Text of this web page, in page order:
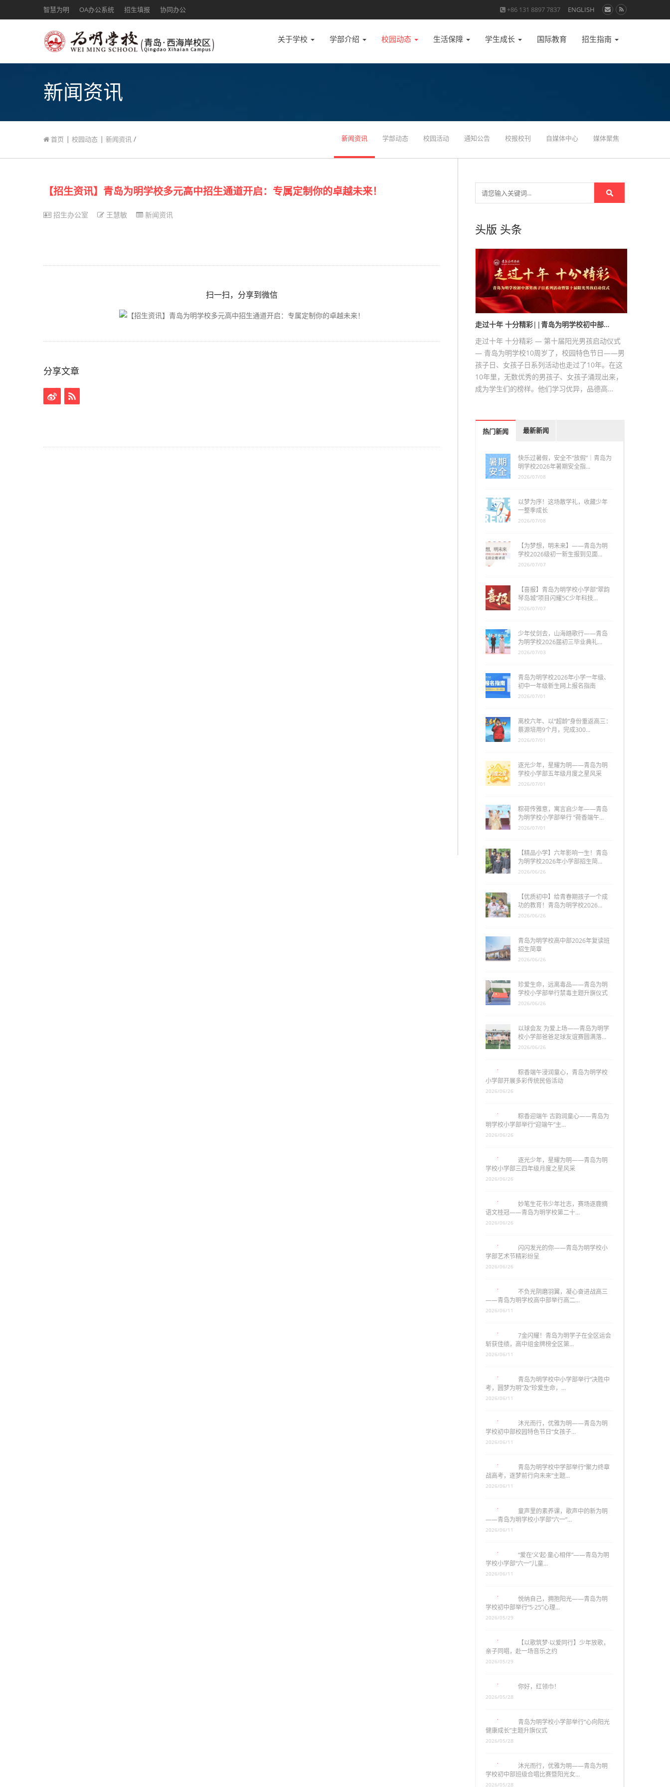
智慧为明 OA办公系统 招生填报 协同办公 +86 131 8897 7837 ENGLISH
关于学校 学部介绍 校园动态 生活保障 学生成长 国际教育 招生指南
新闻资讯
首页 | 校园动态 | 新闻资讯 / 新闻资讯 学部动态 校园活动 通知公告 校报校刊 自媒体中心 媒体聚焦
【招生资讯】青岛为明学校多元高中招生通道开启：专属定制你的卓越未来！
招生办公室 王慧敏 新闻资讯
扫一扫，分享到微信
分享文章
头版 头条
走过十年 十分精彩||青岛为明学校初中部…
走过十年 十分精彩 — 第十届阳光男孩启动仪式
— 青岛为明学校10周岁了，校园特色节日——男
孩子日、女孩子日系列活动也走过了10年。在这
10年里，无数优秀的男孩子、女孩子涌现出来，
成为学生们的榜样。他们学习优异，品德高…
热门新闻 最新新闻
快乐过暑假，安全不“放假”｜青岛为
明学校2026年暑期安全指…
2026/07/08
以梦为序！这场散学礼，收藏少年
一整季成长
2026/07/08
【为梦想，明未来】——青岛为明
学校2026级初一新生报到见面…
2026/07/07
【喜报】青岛为明学校小学部“翠韵
琴岛城”项目闪耀5C少年科技…
2026/07/07
少年仗剑去，山海踏歌行——青岛
为明学校2026届初三毕业典礼…
2026/07/03
青岛为明学校2026年小学一年级、
初中一年级新生网上报名指南
2026/07/01
离校六年、以“超龄”身份重返高三：
蔡源培用9个月，完成300…
2026/07/01
逐光少年，星耀为明——青岛为明
学校小学部五年级月度之星风采
2026/07/01
粽荷传雅意，寓言启少年——青岛
为明学校小学部举行 “荷香端午…
2026/07/01
【精品小学】六年影响一生！青岛
为明学校2026年小学部招生简…
2026/06/26
【优质初中】给青春期孩子一个成
功的教育！青岛为明学校2026…
2026/06/26
青岛为明学校高中部2026年复读班
招生简章
2026/06/26
珍爱生命，远离毒品——青岛为明
学校小学部举行禁毒主题升旗仪式
2026/06/26
以球会友 为爱上场——青岛为明学
校小学部爸爸足球友谊赛圆满落…
2026/06/26
粽香端午浸润童心，青岛为明学校
小学部开展多彩传统民俗活动
粽香迎端午 古韵润童心——青岛为
明学校小学部举行“迎端午”主…
逐光少年，星耀为明——青岛为明
学校小学部三四年级月度之星风采
妙笔生花书少年壮志，赛场逐鹿摘
语文桂冠——青岛为明学校第二十…
闪闪发光的你——青岛为明学校小
学部艺术节精彩纷呈
不负光阴磨羽翼，凝心奋进战高三
——青岛为明学校高中部举行高二…
7金闪耀！青岛为明学子在全区运会
斩获佳绩，高中组金牌榜全区第…
青岛为明学校中小学部举行“决胜中
考，圆梦为明”及“珍爱生命，…
沐光而行，优雅为明——青岛为明
学校初中部校园特色节日“女孩子…
青岛为明学校中学部举行“聚力终章
战高考，逐梦前行向未来”主题…
童声里的素养课，歌声中的新为明
——青岛为明学校小学部“六一”…
“爱在‘义’起·童心相伴”——青岛为明
学校小学部“六一”儿童…
悦纳自己，拥抱阳光——青岛为明
学校初中部举行“5·25”心理…
【以歌筑梦·以爱同行】少年放歌，
亲子同唱，赴一场音乐之约
2026/05/29
你好，红领巾！
2026/05/28
青岛为明学校小学部举行“心向阳光
健康成长”主题升旗仪式
2026/05/28
沐光而行，优雅为明——青岛为明
学校初中部班级合唱比赛暨阳光女…
2026/05/28